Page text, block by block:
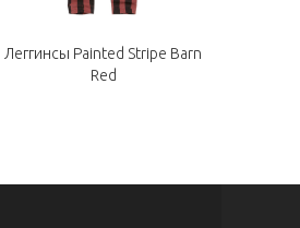
Леггинсы Painted Stripe Barn
Red